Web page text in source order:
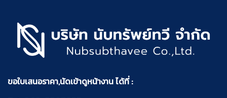
ขอใบเสนอราคา,นัดเข้าดูหน้างาน ได้ที่ :